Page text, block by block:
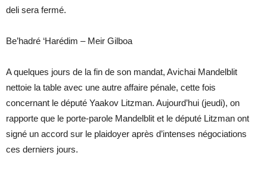
deli sera fermé.
Be’hadré ‘Harédim – Meir Gilboa
A quelques jours de la fin de son mandat, Avichai Mandelblit
nettoie la table avec une autre affaire pénale, cette fois
concernant le député Yaakov Litzman. Aujourd’hui (jeudi), on
rapporte que le porte-parole Mandelblit et le député Litzman ont
signé un accord sur le plaidoyer après d’intenses négociations
ces derniers jours.